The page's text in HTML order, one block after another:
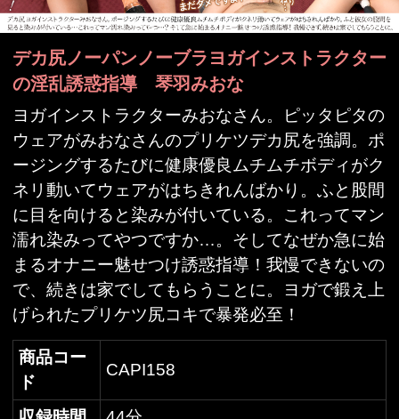
ージングするたびに健康優良ムチムチボディがク
ネリ動いてウェアがはちきれんばかり。ふと股間
濡れ染みってやつですか…。そしてなぜか急に始
まるオナニー魅せつけ誘惑指導！我慢できないの
で、続きは家でしてもらうことに。ヨガで鍛え上
げられたプリケツ尻コキで暴発必至！
商品コー
ド
収録時間
44分
発売日
2021年06月11日
監督
吉田大仏
シリーズ
ただいま勤務時間
ジャンル
巨尻、尻フェチ、手コキ、インスト
ラクター
ディルド
価格(税
込)
定価 780円
FANZAで購入